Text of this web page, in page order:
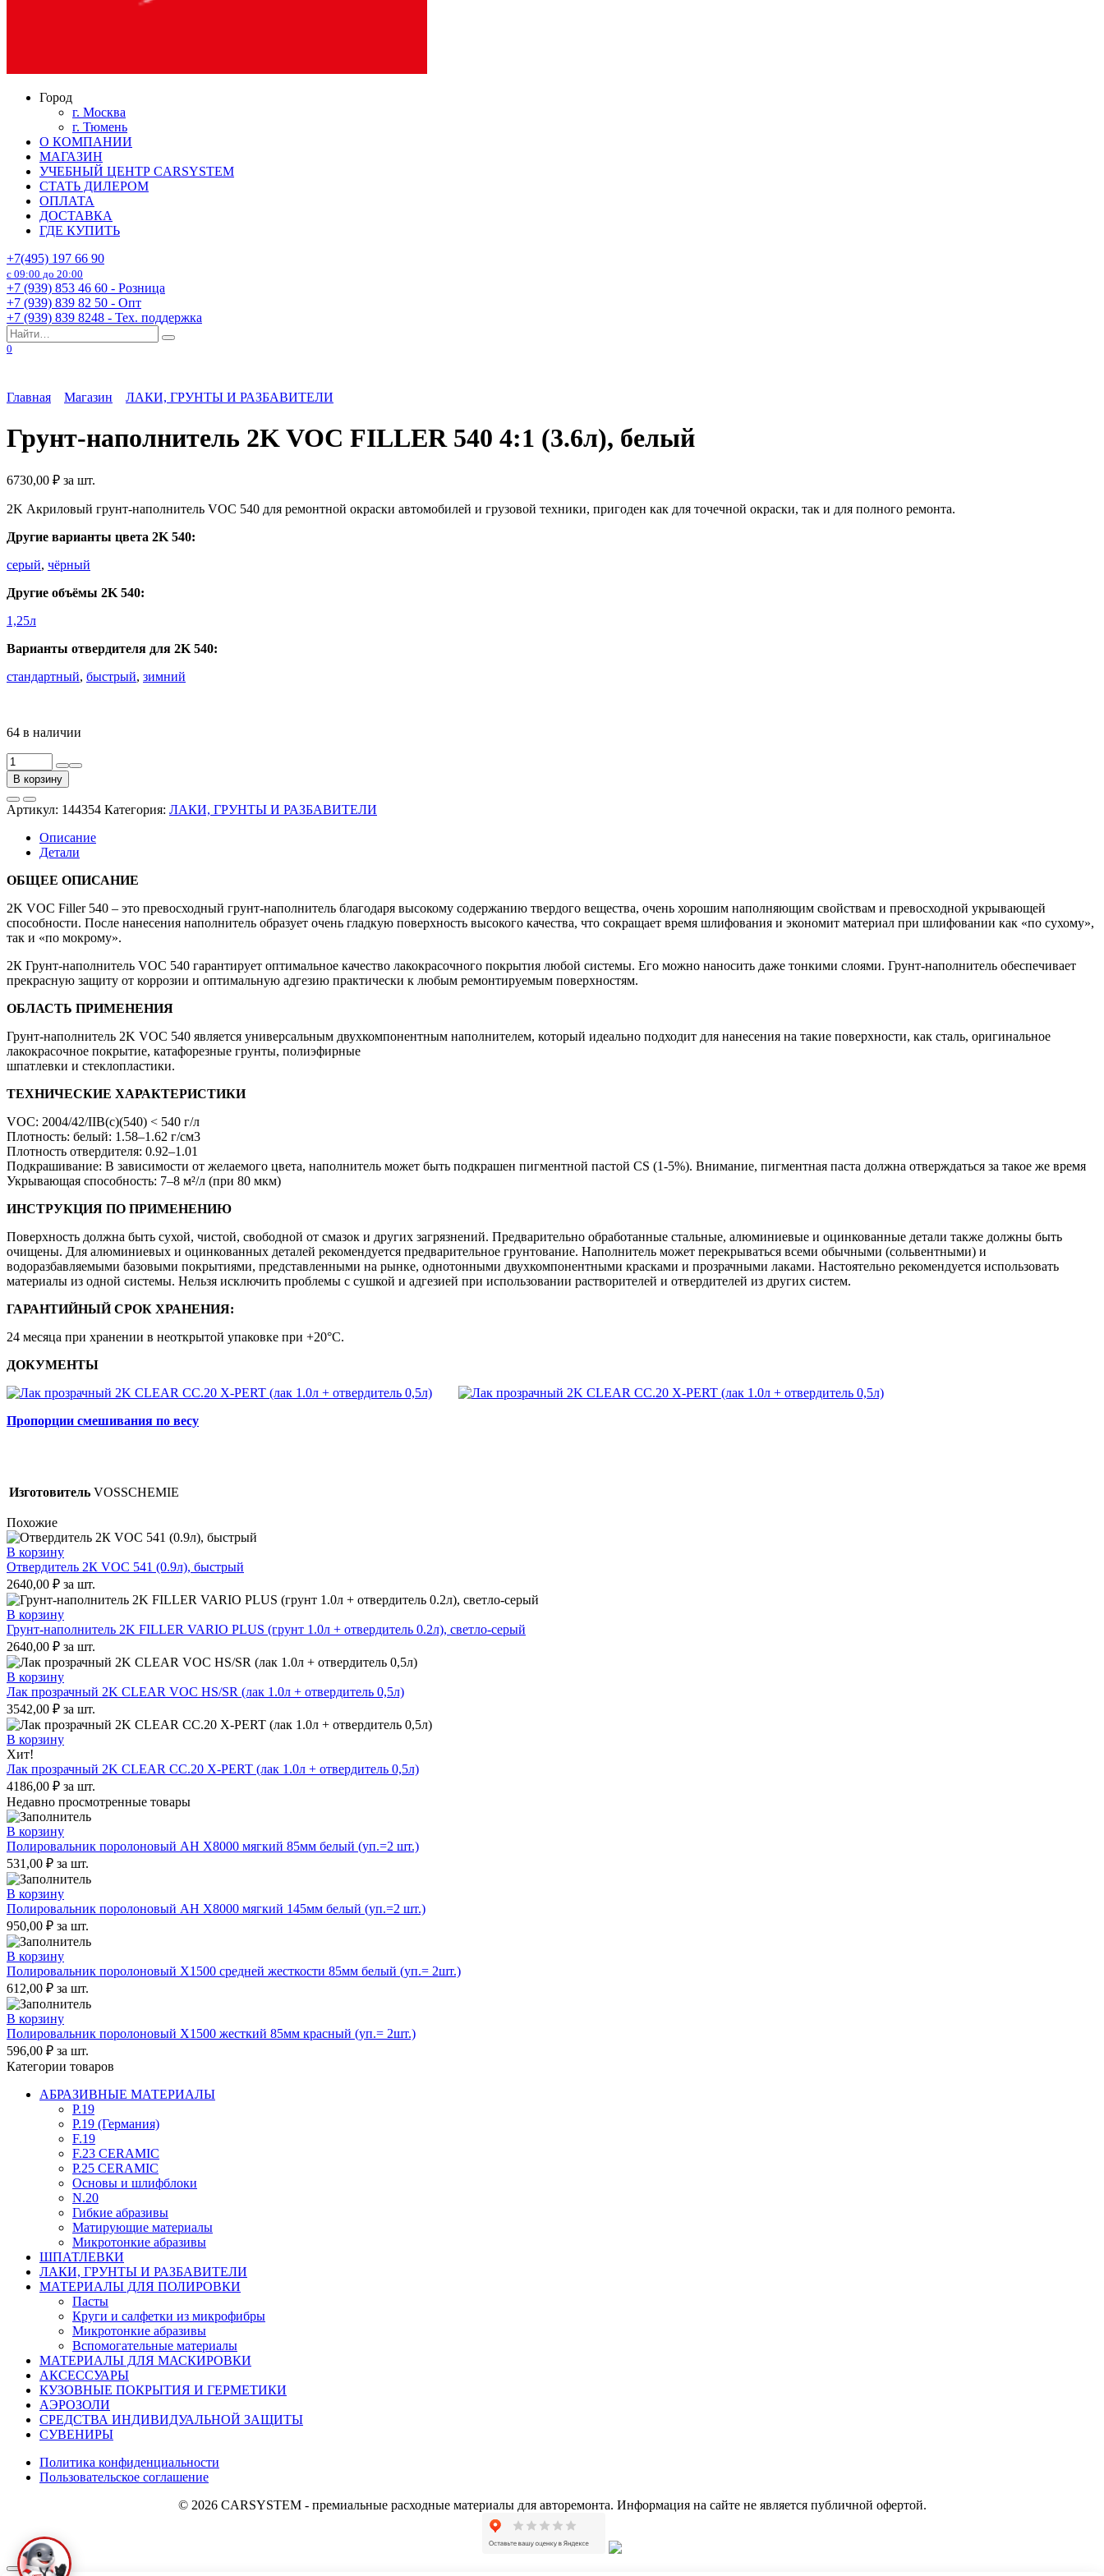
Город
г. Москва
г. Тюмень
О КОМПАНИИ
МАГАЗИН
УЧЕБНЫЙ ЦЕНТР CARSYSTEM
СТАТЬ ДИЛЕРОМ
ОПЛАТА
ДОСТАВКА
ГДЕ КУПИТЬ
+7(495) 197 66 90
с 09:00 до 20:00
+7 (939) 853 46 60 - Розница
+7 (939) 839 82 50 - Опт
+7 (939) 839 8248 - Тех. поддержка
Search
for:
0
Главная Магазин ЛАКИ, ГРУНТЫ И РАЗБАВИТЕЛИ
Грунт-наполнитель 2K VOC FILLER 540 4:1 (3.6л), белый
6730,00 ₽ за шт.
2K Акриловый грунт-наполнитель VOC 540 для ремонтной окраски автомобилей и грузовой техники, пригоден как для точечной окраски, так и для полного ремонта.
Другие варианты цвета 2K 540:
серый, чёрный
Другие объёмы 2K 540:
1,25л
Варианты отвердителя для 2K 540:
стандартный, быстрый, зимний
64 в наличии
Количество
товара
Грунт-
наполнитель
2K
VOC
FILLER
4:1
белый
В корзину
Артикул: 144354 Категория: ЛАКИ, ГРУНТЫ И РАЗБАВИТЕЛИ
Описание
Детали
ОБЩЕЕ ОПИСАНИЕ
2K VOC Filler 540 – это превосходный грунт-наполнитель благодаря высокому содержанию твердого вещества, очень хорошим наполняющим свойствам и превосходной укрывающей
способности. После нанесения наполнитель образует очень гладкую поверхность высокого качества, что сокращает время шлифования и экономит материал при шлифовании как «по сухому»,
так и «по мокрому».
2К Грунт-наполнитель VOC 540 гарантирует оптимальное качество лакокрасочного покрытия любой системы. Его можно наносить даже тонкими слоями. Грунт-наполнитель обеспечивает
прекрасную защиту от коррозии и оптимальную адгезию практически к любым ремонтируемым поверхностям.
ОБЛАСТЬ ПРИМЕНЕНИЯ
Грунт-наполнитель 2K VOC 540 является универсальным двухкомпонентным наполнителем, который идеально подходит для нанесения на такие поверхности, как сталь, оригинальное
лакокрасочное покрытие, катафорезные грунты, полиэфирные
шпатлевки и стеклопластики.
ТЕХНИЧЕСКИЕ ХАРАКТЕРИСТИКИ
VOC: 2004/42/IIB(c)(540) < 540 г/л
Плотность: белый: 1.58–1.62 г/см3
Плотность отвердителя: 0.92–1.01
Подкрашивание: В зависимости от желаемого цвета, наполнитель может быть подкрашен пигментной пастой CS (1-5%). Внимание, пигментная паста должна отверждаться за такое же время
Укрывающая способность: 7–8 м²/л (при 80 мкм)
ИНСТРУКЦИЯ ПО ПРИМЕНЕНИЮ
Поверхность должна быть сухой, чистой, свободной от смазок и других загрязнений. Предварительно обработанные стальные, алюминиевые и оцинкованные детали также должны быть
очищены. Для алюминиевых и оцинкованных деталей рекомендуется предварительное грунтование. Наполнитель может перекрываться всеми обычными (сольвентными) и
водоразбавляемыми базовыми покрытиями, представленными на рынке, однотонными двухкомпонентными красками и прозрачными лаками. Настоятельно рекомендуется использовать
материалы из одной системы. Нельзя исключить проблемы с сушкой и адгезией при использовании растворителей и отвердителей из других систем.
ГАРАНТИЙНЫЙ СРОК ХРАНЕНИЯ:
24 месяца при хранении в неоткрытой упаковке при +20°C.
ДОКУМЕНТЫ
Пропорции смешивания по весу
Изготовитель VOSSCHEMIE
Похожие
В корзину
Отвердитель 2К VOC 541 (0.9л), быстрый
2640,00 ₽ за шт.
В корзину
Грунт-наполнитель 2K FILLER VARIO PLUS (грунт 1.0л + отвердитель 0.2л), светло-серый
2640,00 ₽ за шт.
В корзину
Лак прозрачный 2K CLEAR VOC HS/SR (лак 1.0л + отвердитель 0,5л)
3542,00 ₽ за шт.
В корзину
Хит!
Лак прозрачный 2K CLEAR CC.20 X-PERT (лак 1.0л + отвердитель 0,5л)
4186,00 ₽ за шт.
Недавно просмотренные товары
В корзину
Полировальник поролоновый AH X8000 мягкий 85мм белый (уп.=2 шт.)
531,00 ₽ за шт.
В корзину
Полировальник поролоновый AH X8000 мягкий 145мм белый (уп.=2 шт.)
950,00 ₽ за шт.
В корзину
Полировальник поролоновый X1500 средней жесткости 85мм белый (уп.= 2шт.)
612,00 ₽ за шт.
В корзину
Полировальник поролоновый X1500 жесткий 85мм красный (уп.= 2шт.)
596,00 ₽ за шт.
Категории товаров
АБРАЗИВНЫЕ МАТЕРИАЛЫ
P.19
P.19 (Германия)
F.19
F.23 CERAMIC
P.25 CERAMIC
Основы и шлифблоки
N.20
Гибкие абразивы
Матирующие материалы
Микротонкие абразивы
ШПАТЛЕВКИ
ЛАКИ, ГРУНТЫ И РАЗБАВИТЕЛИ
МАТЕРИАЛЫ ДЛЯ ПОЛИРОВКИ
Пасты
Круги и салфетки из микрофибры
Микротонкие абразивы
Вспомогательные материалы
МАТЕРИАЛЫ ДЛЯ МАСКИРОВКИ
АКСЕССУАРЫ
КУЗОВНЫЕ ПОКРЫТИЯ И ГЕРМЕТИКИ
АЭРОЗОЛИ
СРЕДСТВА ИНДИВИДУАЛЬНОЙ ЗАЩИТЫ
СУВЕНИРЫ
Политика конфиденциальности
Пользовательское соглашение
© 2026 CARSYSTEM - премиальные расходные материалы для авторемонта. Информация на сайте не является публичной офертой.